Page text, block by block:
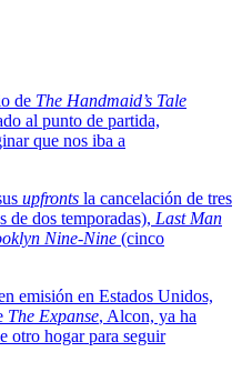
de The Handmaid’s Tale
al punto de partida,
que nos iba a
upfronts la cancelación de tres
de dos temporadas), Last Man
Nine-Nine (cinco
emisión en Estados Unidos,
The Expanse, Alcon, ya ha
otro hogar para seguir